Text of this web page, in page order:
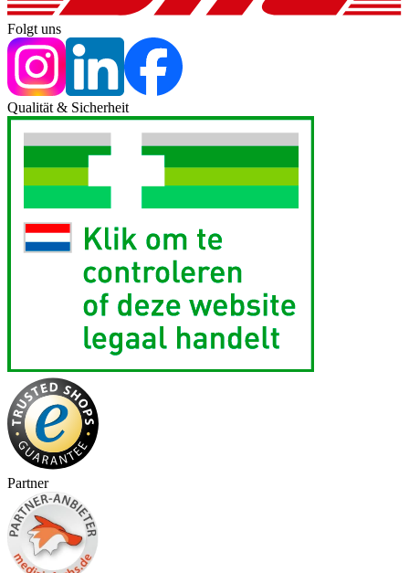
Folgt uns
Qualität & Sicherheit
Partner